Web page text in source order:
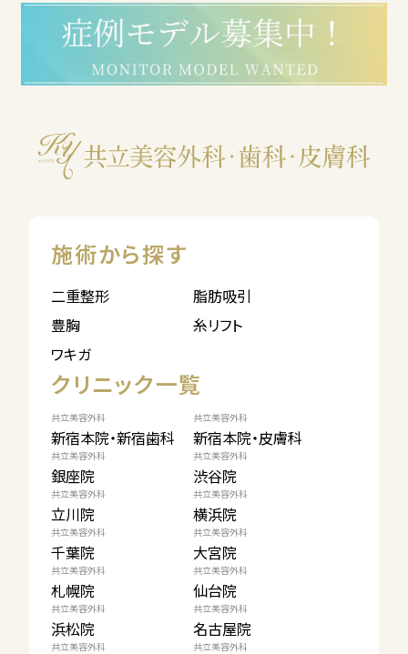
施術から探す
二重整形
脂肪吸引
豊胸
糸リフト
ワキガ
クリニック一覧
共立美容外科
新宿本院・新宿歯科
共立美容外科
新宿本院・皮膚科
共立美容外科
銀座院
共立美容外科
渋谷院
共立美容外科
立川院
共立美容外科
横浜院
共立美容外科
千葉院
共立美容外科
大宮院
共立美容外科
札幌院
共立美容外科
仙台院
共立美容外科
浜松院
共立美容外科
名古屋院
共立美容外科 共立美容外科